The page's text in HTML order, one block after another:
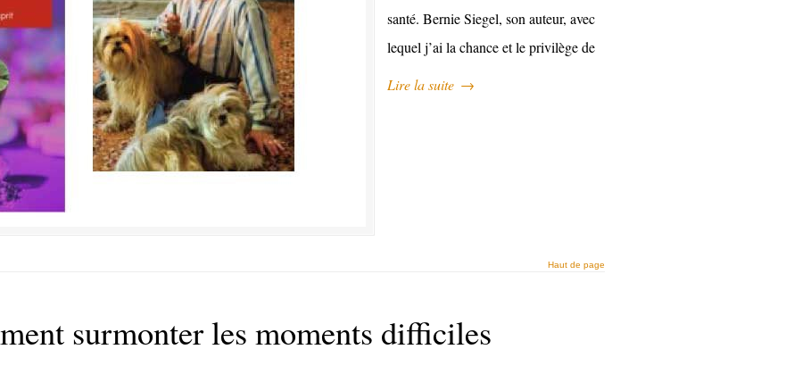
santé. Bernie Siegel, son auteur, avec
lequel j’ai la chance et le privilège de
Lire la suite →
Haut de page
surmonter les moments difficiles